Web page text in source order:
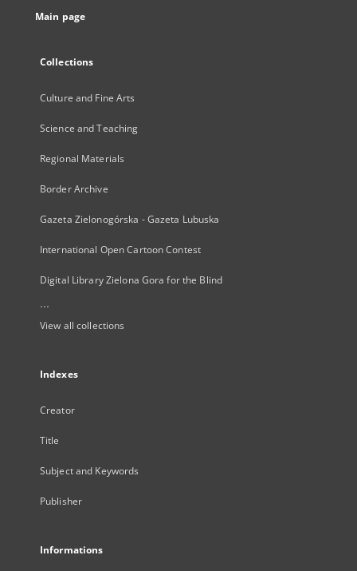
Main page
Collections
Culture and Fine Arts
Science and Teaching
Regional Materials
Border Archive
Gazeta Zielonogórska - Gazeta Lubuska
International Open Cartoon Contest
Digital Library Zielona Gora for the Blind
...
View all collections
Indexes
Creator
Title
Subject and Keywords
Publisher
Informations